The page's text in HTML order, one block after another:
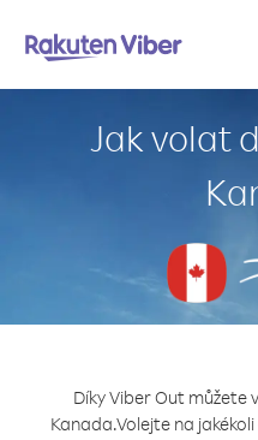
Jak volat
Díky Viber Out můžete
Kanada.Volejte na